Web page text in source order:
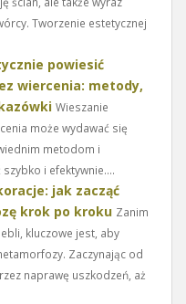
Tworzenie estetycznej
powiesić
wiercenia: metody,
Wieszanie
może wydawać się
metodom i
i efektywnie....
jak zacząć
krok po kroku Zanim
kluczowe jest, aby
Zaczynając od
naprawę uszkodzeń, aż